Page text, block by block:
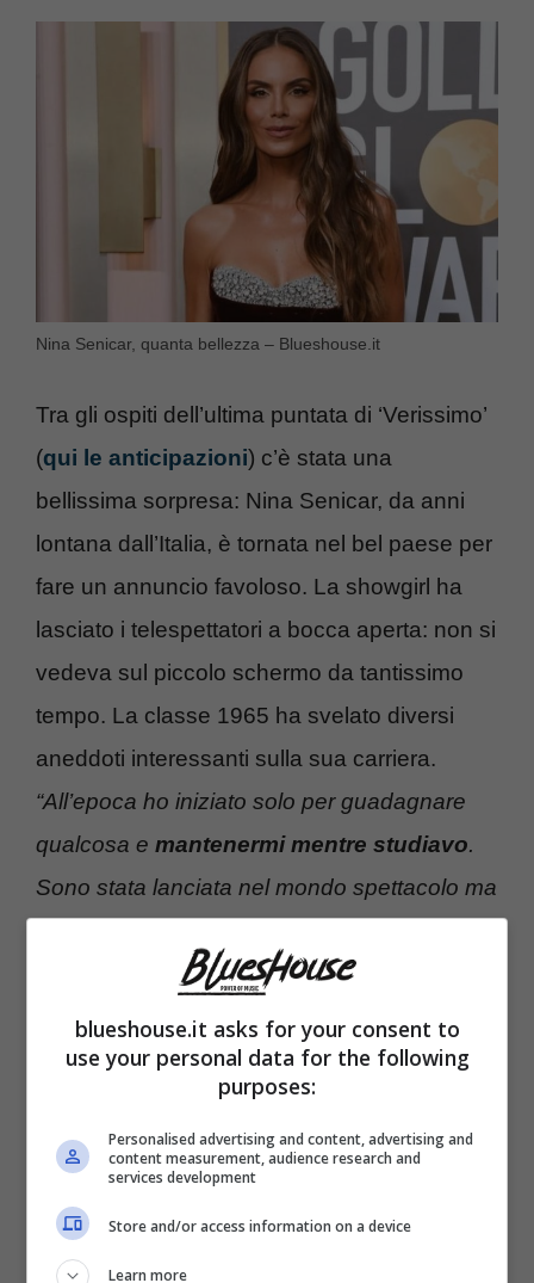
Nina Senicar, quanta bellezza – Blueshouse.it
Tra gli ospiti dell’ultima puntata di ‘Verissimo’
(qui le anticipazioni) c’è stata una
bellissima sorpresa: Nina Senicar, da anni
lontana dall’Italia, è tornata nel bel paese per
fare un annuncio favoloso. La showgirl ha
lasciato i telespettatori a bocca aperta: non si
vedeva sul piccolo schermo da tantissimo
tempo. La classe 1965 ha svelato diversi
aneddoti interessanti sulla sua carriera.
“All’epoca ho iniziato solo per guadagnare
qualcosa e mantenermi mentre studiavo.
Sono stata lanciata nel mondo spettacolo ma
stupendo e mi mancate tanto“, ha svelato da
Silvia Toffanin.
blueshouse.it asks for your consent to
use your personal data for the following
purposes:
Personalised advertising and content, advertising and
content measurement, audience research and
services development
Store and/or access information on a device
Learn more